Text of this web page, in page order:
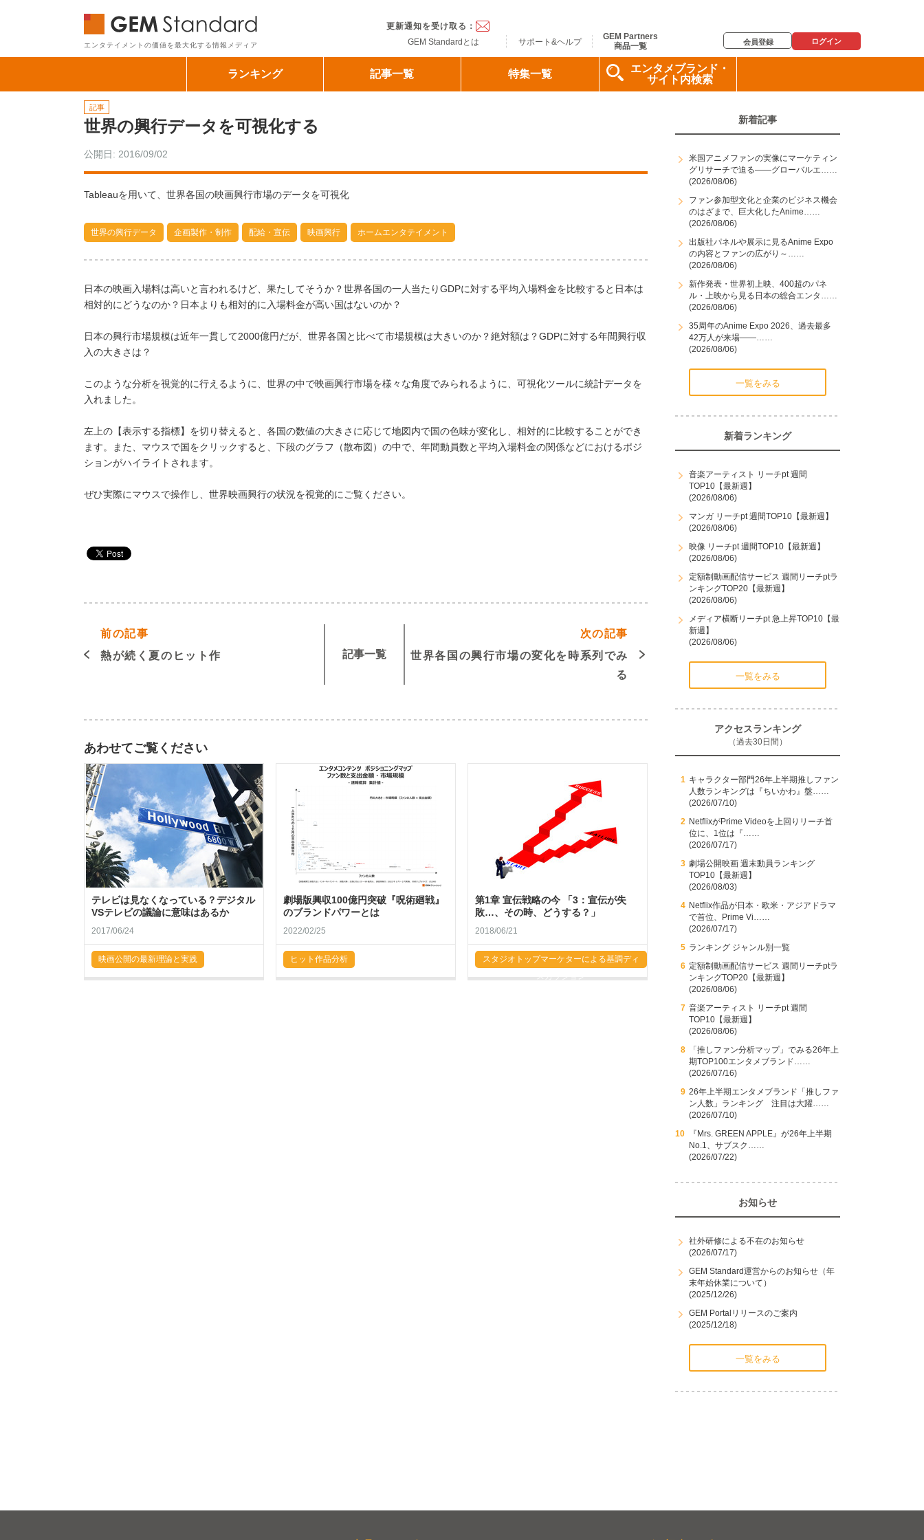
エンタテイメントの価値を最大化する情報メディア
更新通知を受け取る：
GEM Standardとは
サポート&ヘルプ
GEM Partners
商品一覧
会員登録 ログイン
ランキング 記事一覧 特集一覧
エンタメブランド・
サイト内検索
記事
世界の興行データを可視化する
公開日: 2016/09/02
Tableauを用いて、世界各国の映画興行市場のデータを可視化
世界の興行データ 企画製作・制作 配給・宣伝 映画興行 ホームエンタテイメント
日本の映画入場料は高いと言われるけど、果たしてそうか？世界各国の一人当たりGDPに対する平均入場料金を比較すると日本は
相対的にどうなのか？日本よりも相対的に入場料金が高い国はないのか？
日本の興行市場規模は近年一貫して2000億円だが、世界各国と比べて市場規模は大きいのか？絶対額は？GDPに対する年間興行収
入の大きさは？
このような分析を視覚的に行えるように、世界の中で映画興行市場を様々な角度でみられるように、 可視化ツールに統計データを
入れました。
左上の【表示する指標】を切り替えると、各国の数値の大きさに応じて地図内で国の色味が変化し、相対的に比較することができ
ます。また、マウスで国をクリックすると、下段のグラフ（散布図）の中で、年間動員数と平均入場料金の関係などにおけるポジ
ションがハイライトされます。
ぜひ実際にマウスで操作し、世界映画興行の状況を視覚的にご覧ください。
前の記事
熱が続く夏のヒット作
記事一覧
次の記事
世界各国の興行市場の変化を時系列でみ
る
あわせてご覧ください
テレビは見なくなっている？デジタル
VSテレビの議論に意味はあるか
2017/06/24
映画公開の最新理論と実践
劇場版興収100億円突破『呪術廻戦』
のブランドパワーとは
2022/02/25
ヒット作品分析
第1章 宣伝戦略の今 「3：宣伝が失
敗…、その時、どうする？」
2018/06/21
スタジオトップマーケターによる基調ディ
スカッション
新着記事
米国アニメファンの実像にマーケティン
グリサーチで迫る――グローバルエ……
(2026/08/06)
ファン参加型文化と企業のビジネス機会
のはざまで、巨大化したAnime……
(2026/08/06)
出版社パネルや展示に見るAnime Expo
の内容とファンの広がり～……
(2026/08/06)
新作発表・世界初上映、400超のパネ
ル・上映から見る日本の総合エンタ……
(2026/08/06)
35周年のAnime Expo 2026、過去最多
42万人が来場――……
(2026/08/06)
一覧をみる
新着ランキング
音楽アーティスト リーチpt 週間
TOP10【最新週】
(2026/08/06)
マンガ リーチpt 週間TOP10【最新週】
(2026/08/06)
映像 リーチpt 週間TOP10【最新週】
(2026/08/06)
定額制動画配信サービス 週間リーチptラ
ンキングTOP20【最新週】
(2026/08/06)
メディア横断リーチpt 急上昇TOP10【最
新週】
(2026/08/06)
一覧をみる
アクセスランキング
（過去30日間）
キャラクター部門26年上半期推しファン
人数ランキングは『ちいかわ』盤……
(2026/07/10)
NetflixがPrime Videoを上回りリーチ首
位に、1位は『……
(2026/07/17)
劇場公開映画 週末動員ランキング
TOP10【最新週】
(2026/08/03)
Netflix作品が日本・欧米・アジアドラマ
で首位、Prime Vi……
(2026/07/17)
ランキング ジャンル別一覧
定額制動画配信サービス 週間リーチptラ
ンキングTOP20【最新週】
(2026/08/06)
音楽アーティスト リーチpt 週間
TOP10【最新週】
(2026/08/06)
「推しファン分析マップ」でみる26年上
期TOP100エンタメブランド……
(2026/07/16)
26年上半期エンタメブランド「推しファ
ン人数」ランキング 注目は大躍……
(2026/07/10)
『Mrs. GREEN APPLE』が26年上半期
No.1、サブスク……
(2026/07/22)
お知らせ
社外研修による不在のお知らせ
(2026/07/17)
GEM Standard運営からのお知らせ（年
末年始休業について）
(2025/12/26)
GEM Portalリリースのご案内
(2025/12/18)
一覧をみる